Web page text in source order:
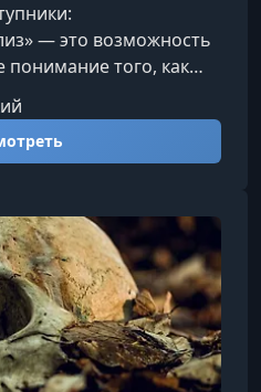
— это возможность
понимание того, как
девиантное
разобраться в
и многолетний опыт
вас ждет в
образом, чтобы шаг